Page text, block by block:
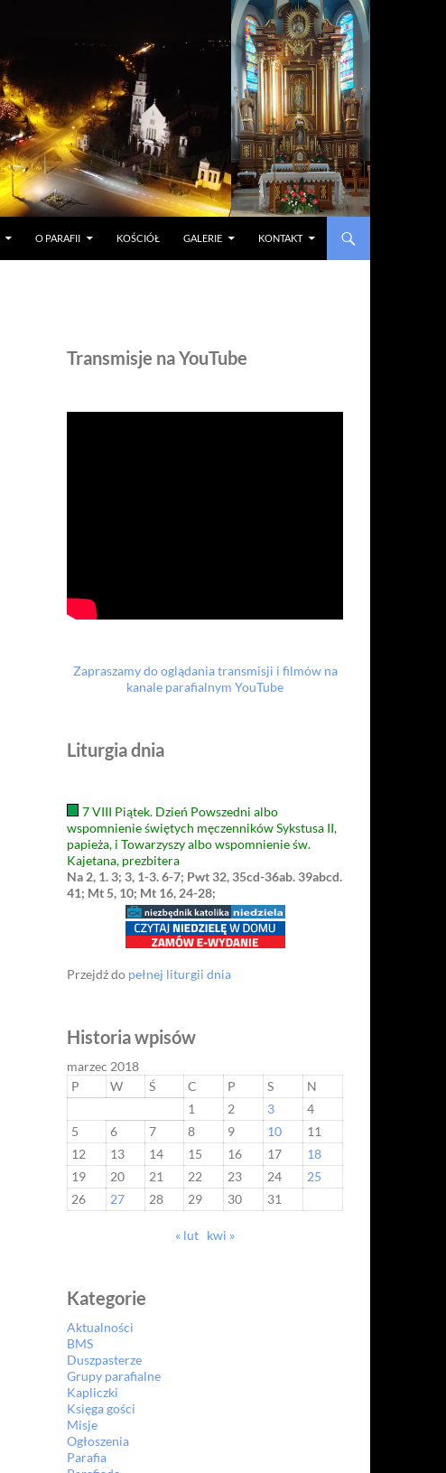
O PARAFII KOŚCIÓŁ GALERIE KONTAKT
Transmisje na YouTube
Zapraszamy do oglądania transmisji i filmów na
kanale parafialnym YouTube
Liturgia dnia
7 VIII Piątek. Dzień Powszedni albo
wspomnienie świętych męczenników Sykstusa II,
papieża, i Towarzyszy albo wspomnienie św.
Kajetana, prezbitera
Na 2, 1. 3; 3, 1-3. 6-7; Pwt 32, 35cd-36ab. 39abcd.
41; Mt 5, 10; Mt 16, 24-28;
Przejdź do pełnej liturgii dnia
Historia wpisów
marzec 2018
P
W Ś C P S
N
1
2 3
4
5
6 7 8 9 10
11
12
13 14 15 16 17
18
19
20 21 22 23 24
25
26
27 28 29 30 31
« lut kwi »
Kategorie
Aktualności
BMS
Duszpasterze
Grupy parafialne
Kapliczki
Księga gości
Misje
Ogłoszenia
Parafia